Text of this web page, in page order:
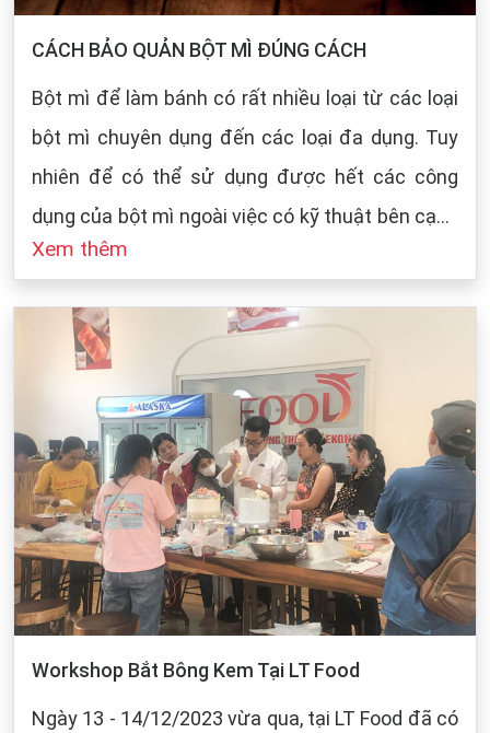
CÁCH BẢO QUẢN BỘT MÌ ĐÚNG CÁCH
Bột mì để làm bánh có rất nhiều loại từ các loại
bột mì chuyên dụng đến các loại đa dụng. Tuy
nhiên để có thể sử dụng được hết các công
dụng của bột mì ngoài việc có kỹ thuật bên cạnh
đó cũng dựa vào sự bảo quản của chúng ta khi
cách bảo quản chung cho các loại bột mì:
Xem thêm
Workshop Bắt Bông Kem Tại LT Food
Ngày 13 - 14/12/2023 vừa qua, tại LT Food đã có